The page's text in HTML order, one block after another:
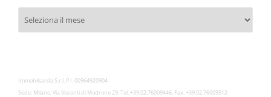
Immobilsarda S.r.l. P.I. 00964920904
Sede: Milano, Via Visconti di Modrone 29, Tel. +39.02.76009446, Fax. +39.02.76009512